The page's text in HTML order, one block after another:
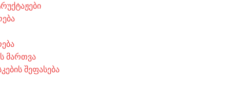
მართვა
შეფასება